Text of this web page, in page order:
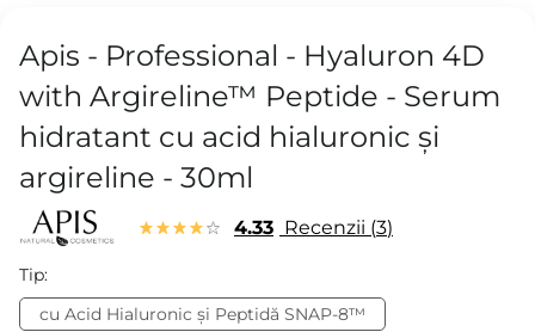
Apis - Professional - Hyaluron 4D
with Argireline™ Peptide - Serum
hidratant cu acid hialuronic și
argireline - 30ml
4.33 Recenzii 3
Tip:
cu Acid Hialuronic și Peptidă SNAP-8™